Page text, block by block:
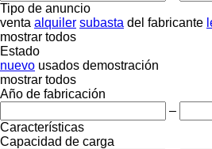
Tipo de anuncio
venta alquiler subasta del fabricante
mostrar todos
Estado
nuevo usados demostración
mostrar todos
Año de fabricación
–
Características
Capacidad de carga